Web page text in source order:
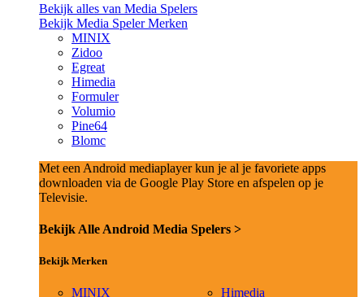
Bekijk alles van Media Spelers
Bekijk Media Speler Merken
MINIX
Zidoo
Egreat
Himedia
Formuler
Volumio
Pine64
Blomc
Met een Android mediaplayer kun je al je favoriete apps
downloaden via de Google Play Store en afspelen op je
Televisie.
Bekijk Alle Android Media Spelers >
Bekijk Merken
MINIX
Himedia